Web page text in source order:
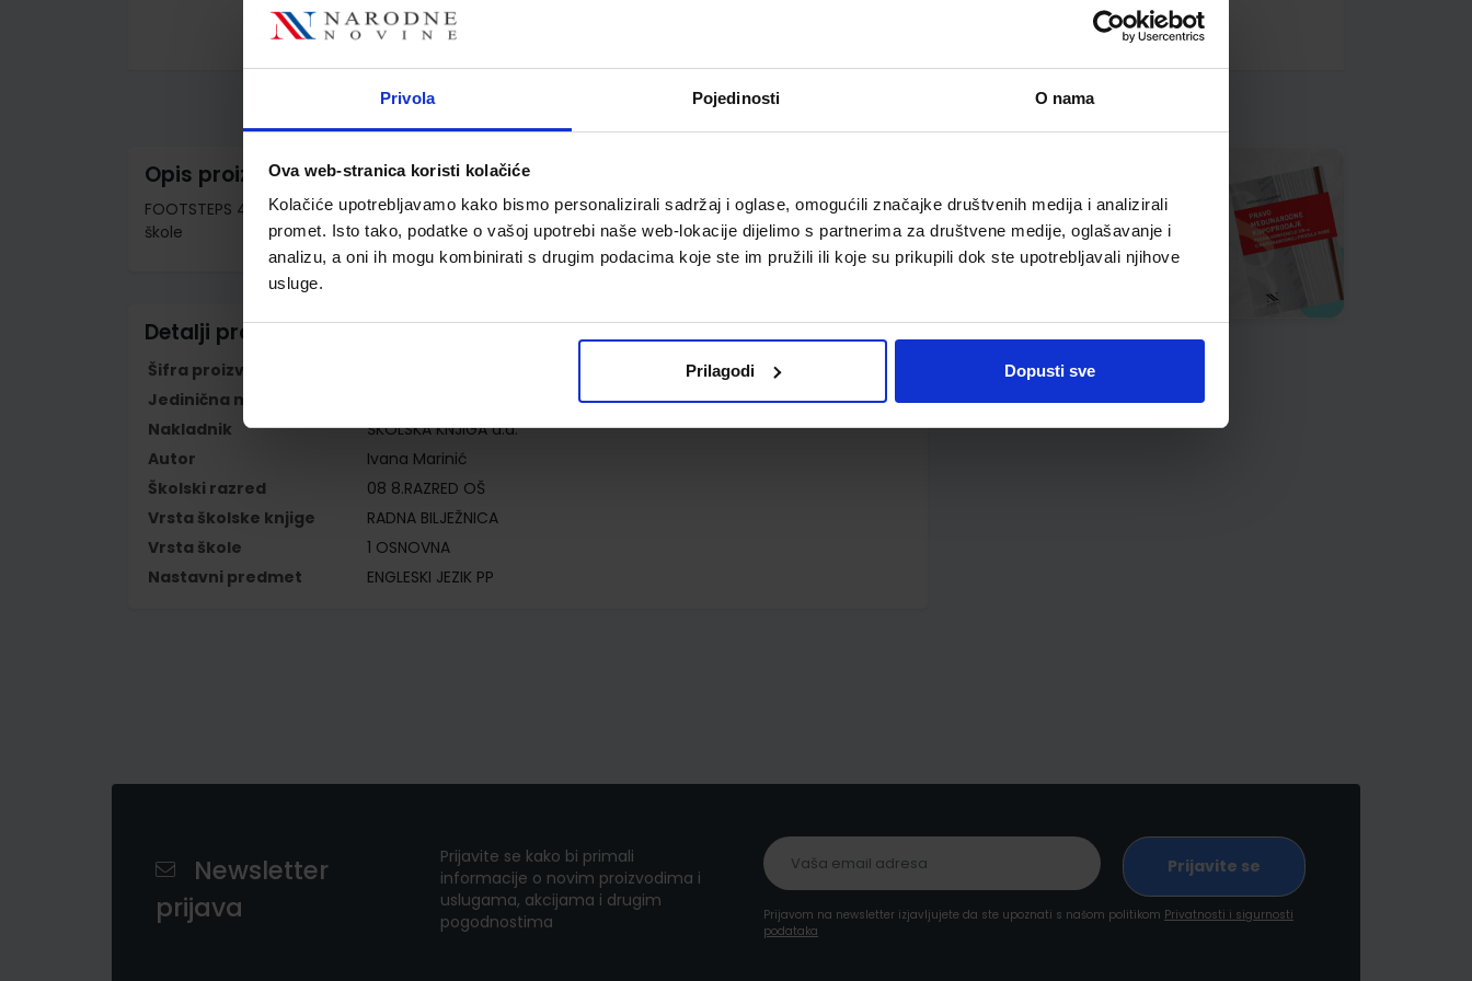
Privola Pojedinosti O nama
Ova web-stranica koristi kolačiće
Kolačiće upotrebljavamo kako bismo personalizirali sadržaj i oglase, omogućili značajke društvenih medija i analizirali
promet. Isto tako, podatke o vašoj upotrebi naše web-lokacije dijelimo s partnerima za društvene medije, oglašavanje i
analizu, a oni ih mogu kombinirati s drugim podacima koje ste im pružili ili koje su prikupili dok ste upotrebljavali njihove
usluge.
Prilagodi Dopusti sve
gallery
Opis proizvoda
FOOTSTEPS 4 - PP; radna bilježnica za pomoć u učenju engleskog jezika u osmom razredu osnovne
škole
Detalji proizvoda
Šifra proizvoda
Jedinična mjera
Nakladnik
ŠKOLSKA KNJIGA d.d.
Autor
Ivana Marinić
Školski razred
08 8.RAZRED OŠ
Vrsta školske knjige
RADNA BILJEŽNICA
Vrsta škole
1 OSNOVNA
Nastavni predmet
ENGLESKI JEZIK PP
Newsletter
prijava
Prijavite se kako bi primali
informacije o novim proizvodima i
uslugama, akcijama i drugim
pogodnostima
Prijavom na newsletter izjavljujete da ste upoznati s našom politikom Privatnosti i sigurnosti
podataka